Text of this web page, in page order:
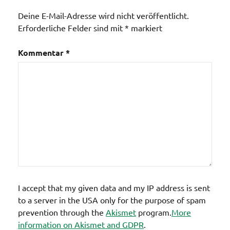
Veränderungen /
Angebote
/Verbesserungen..
Veranstaltungen
Deine E-Mail-Adresse wird nicht veröffentlicht.
Erforderliche Felder sind mit * markiert
Kommentar*
I accept that my given data and my IP address is sent
to a server in the USA only for the purpose of spam
prevention through the Akismet program. More
information on Akismet and GDPR